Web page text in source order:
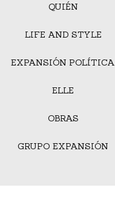
QUIÉN
LIFE AND STYLE
EXPANSIÓN POLÍTICA
ELLE
OBRAS
GRUPO EXPANSIÓN